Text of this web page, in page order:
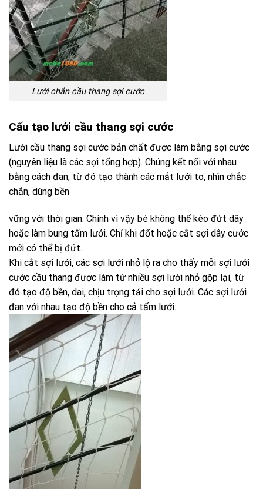
Lưới chắn cầu thang sợi cước
Cấu tạo lưới cầu thang sợi cước
Lưới cầu thang sợi cước bản chất được làm bằng sợi cước
(nguyên liệu là các sợi tổng hợp). Chúng kết nối với nhau
bằng cách đan, từ đó tạo thành các mắt lưới to, nhìn chắc
chắn, dùng bền
vững với thời gian. Chính vì vậy bé không thể kéo đứt dây
hoặc làm bung tấm lưới. Chỉ khi đốt hoặc cắt sợi dây cước
mới có thể bị đứt.
Khi cắt sợi lưới, các sợi lưới nhỏ lộ ra cho thấy mỗi sợi lưới
cước cầu thang được làm từ nhiều sợi lưới nhỏ gộp lại, từ
đó tạo độ bền, dai, chịu trọng tải cho sợi lưới. Các sợi lưới
đan với nhau tạo độ bền cho cả tấm lưới.